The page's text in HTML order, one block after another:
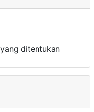
ditentukan